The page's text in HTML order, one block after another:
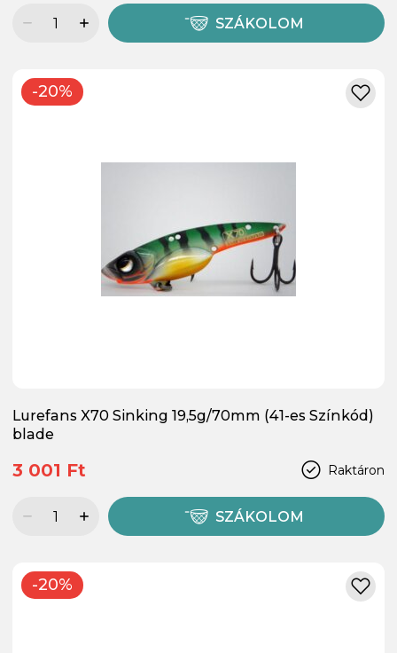
SZÁKOLOM
-20%
Lurefans X70 Sinking 19,5g/70mm (41-es Színkód)
blade
Raktáron
3 001 Ft
SZÁKOLOM
-20%